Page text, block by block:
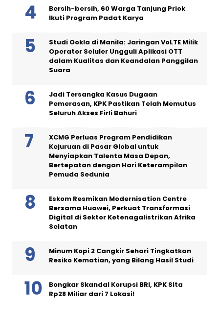
Bersih-bersih, 60 Warga Tanjung Priok
Ikuti Program Padat Karya
Studi Ookla di Manila: Jaringan VoLTE Milik
Operator Seluler Ungguli Aplikasi OTT
dalam Kualitas dan Keandalan Panggilan
Suara
Jadi Tersangka Kasus Dugaan
Pemerasan, KPK Pastikan Telah Memutus
Seluruh Akses Firli Bahuri
XCMG Perluas Program Pendidikan
Kejuruan di Pasar Global untuk
Menyiapkan Talenta Masa Depan,
Bertepatan dengan Hari Keterampilan
Pemuda Sedunia
Eskom Resmikan Modernisation Centre
Bersama Huawei, Perkuat Transformasi
Digital di Sektor Ketenagalistrikan Afrika
Selatan
Minum Kopi 2 Cangkir Sehari Tingkatkan
Resiko Kematian, yang Bilang Hasil Studi
Bongkar Skandal Korupsi BRI, KPK Sita
Rp28 Miliar dari 7 Lokasi!